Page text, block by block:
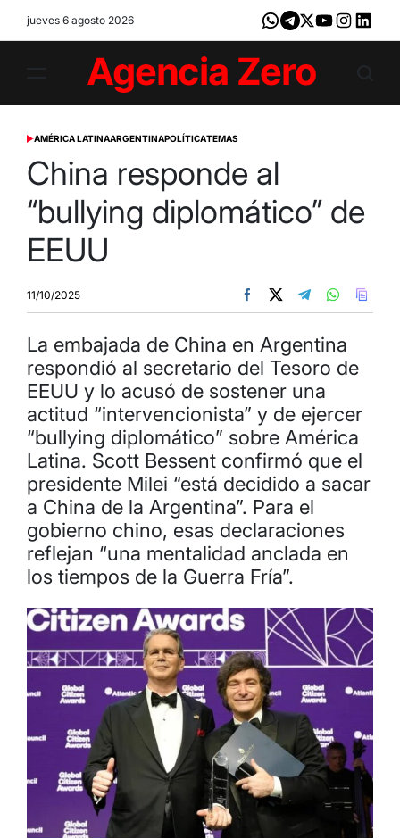
jueves 6 agosto 2026 Whatsapp
Telegram
X YoutubeInstagram
Zero
POSTED
AMÉRICA LATINAARGENTINAPOLÍTICATEMAS
China responde al
“bullying diplomático” de
EEUU
11/10/2025
La embajada de China en Argentina
respondió al secretario del Tesoro de
EEUU y lo acusó de sostener una
actitud “intervencionista” y de ejercer
“bullying diplomático” sobre América
Latina. Scott Bessent confirmó que el
presidente Milei “está decidido a sacar
a China de la Argentina”. Para el
gobierno chino, esas declaraciones
reflejan “una mentalidad anclada en
los tiempos de la Guerra Fría”.